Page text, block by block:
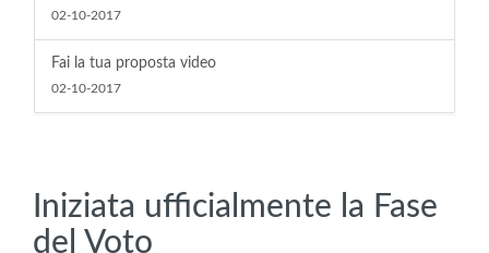
02-10-2017
Fai la tua proposta video
02-10-2017
Iniziata ufficialmente la Fase
del Voto